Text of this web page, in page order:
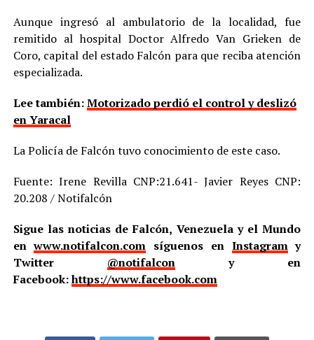
Aunque ingresó al ambulatorio de la localidad, fue
remitido al hospital Doctor Alfredo Van Grieken de
Coro, capital del estado Falcón para que reciba atención
especializada.
Lee también:Motorizado perdió el control y deslizó
en Yaracal
La Policía de Falcón tuvo conocimiento de este caso.
Fuente: Irene Revilla CNP:21.641- Javier Reyes CNP:
20.208 / Notifalcón
Sigue las noticias de Falcón, Venezuela y el Mundo
enwww.notifalcon.com síguenos en Instagramy
Twitter @notifalcony en
Facebook:https://www.facebook.com